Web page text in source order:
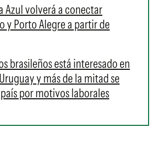
Azul volverá a conectar
y Porto Alegre a partir de
brasileños está interesado en
y más de la mitad se
por motivos laborales